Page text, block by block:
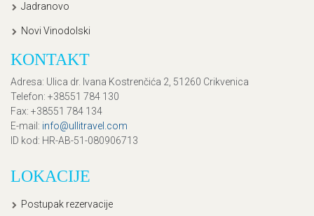
Jadranovo
Novi Vinodolski
KONTAKT
Adresa: Ulica dr. Ivana Kostrenčića 2, 51260 Crikvenica
Telefon: +38551 784 130
Fax: +38551 784 134
E-mail : info@ullitravel.com
ID kod: HR-AB-51-080906713
LOKACIJE
Postupak rezervacije